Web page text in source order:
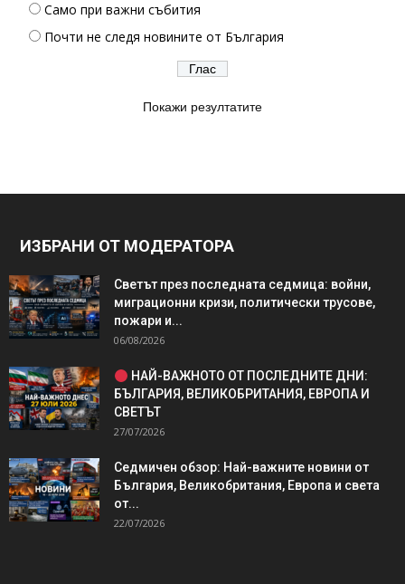
Само при важни събития
Почти не следя новините от България
Покажи резултатите
ИЗБРАНИ ОТ МОДЕРАТОРА
Светът през последната седмица: войни,
миграционни кризи, политически трусове,
пожари и...
06/08/2026
НАЙ-ВАЖНОТО ОТ ПОСЛЕДНИТЕ ДНИ:
БЪЛГАРИЯ, ВЕЛИКОБРИТАНИЯ, ЕВРОПА И
СВЕТЪТ
27/07/2026
Седмичен обзор: Най-важните новини от
България, Великобритания, Европа и света
от...
22/07/2026